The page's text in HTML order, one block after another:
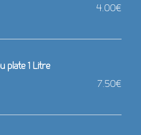
4.00€
plate 1 Litre
7.50€